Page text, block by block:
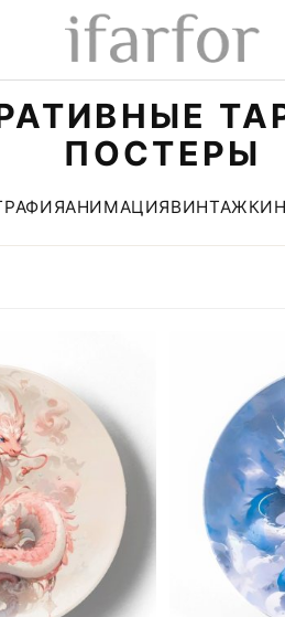
ПОСТЕРЫ
АНИМАЦИЯВИНТАЖ